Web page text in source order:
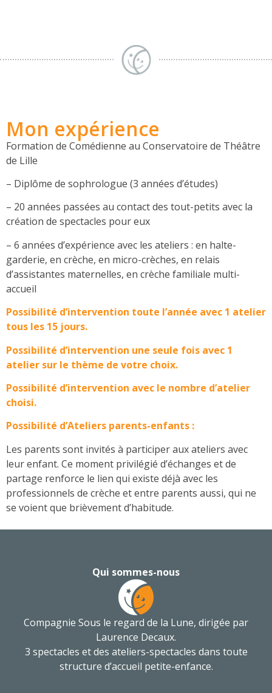
Mon expérience
Formation de Comédienne au Conservatoire de Théâtre
de Lille
– Diplôme de sophrologue (3 années d’études)
– 20 années passées au contact des tout-petits avec la
création de spectacles pour eux
– 6 années d’expérience avec les ateliers : en halte-
garderie, en crèche, en micro-crèches, en relais
d’assistantes maternelles, en crèche familiale multi-
accueil
Possibilité d’intervention toute l’année avec 1 atelier
tous les 15 jours.
Possibilité d’intervention une seule fois avec 1
atelier sur le thème de votre choix.
Possibilité d’intervention avec le nombre d’atelier
choisi.
Possibilité d’Ateliers parents-enfants :
Les parents sont invités à participer aux ateliers avec
leur enfant. Ce moment privilégié d’échanges et de
partage renforce le lien qui existe déjà avec les
professionnels de crèche et entre parents aussi, qui ne
se voient que brièvement d’habitude.
Qui sommes-nous
Compagnie Sous le regard de la Lune, dirigée par
Laurence Decaux.
3 spectacles et des ateliers-spectacles dans toute
structure d’accueil petite-enfance.